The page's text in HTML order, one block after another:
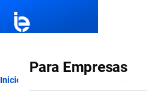
Para Empresas
Ruta
Inicio